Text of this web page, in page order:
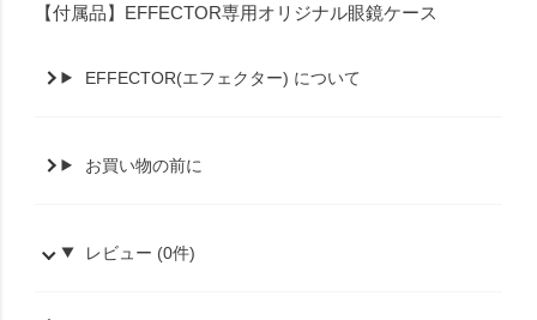
【付属品】EFFECTOR専用オリジナル眼鏡ケース
EFFECTOR(エフェクター) について
お買い物の前に
レビュー (0件)